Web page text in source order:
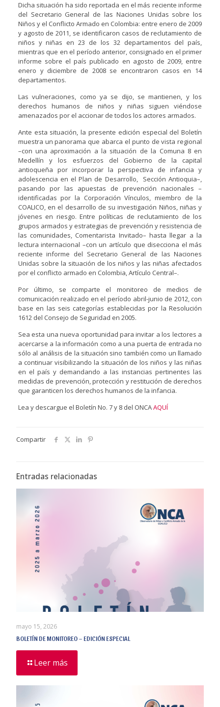
Dicha situación ha sido reportada en el más reciente informe
del Secretario General de las Naciones Unidas sobre los
Niños y el Conflicto Armado en Colombia: entre enero de 2009
y agosto de 2011, se identificaron casos de reclutamiento de
niños y niñas en 23 de los 32 departamentos del país,
mientras que en el período anterior, consignado en el primer
informe sobre el país publicado en agosto de 2009, entre
enero y diciembre de 2008 se encontraron casos en 14
departamentos.
Las vulneraciones, como ya se dijo, se mantienen, y los
derechos humanos de niños y niñas siguen viéndose
amenazados por el accionar de todos los actores armados.
Ante esta situación, la presente edición especial del Boletín
muestra un panorama que abarca el punto de vista regional
–con una aproximación a la situación de la Comuna 8 en
Medellín y los esfuerzos del Gobierno de la capital
antioqueña por incorporar la perspectiva de infancia y
adolescencia en el Plan de Desarrollo, Sección Antioquia–,
pasando por las apuestas de prevención nacionales –
identificadas por la Corporación Vínculos, miembro de la
COALICO, en el desarrollo de su investigación Niños, niñas y
jóvenes en riesgo. Entre políticas de reclutamiento de los
grupos armados y estrategias de prevención y resistencia de
las comunidades, Comentarista Invitado– hasta llegar a la
lectura internacional –con un artículo que disecciona el más
reciente informe del Secretario General de las Naciones
Unidas sobre la situación de los niños y las niñas afectados
por el conflicto armado en Colombia, Artículo Central–.
Por último, se comparte el monitoreo de medios de
comunicación realizado en el período abril-junio de 2012, con
base en las seis categorías establecidas por la Resolución
1612 del Consejo de Seguridad en 2005.
Sea esta una nueva oportunidad para invitar a los lectores a
acercarse a la información como a una puerta de entrada no
sólo al análisis de la situación sino también como un llamado
a continuar visibilizando la situación de los niños y las niñas
en el país y demandando a las instancias pertinentes las
medidas de prevención, protección y restitución de derechos
que garanticen los derechos humanos de la infancia.
Lea y descargue el Boletín No. 7 y 8 del ONCAAQUÍ
Compartir
Entradas relacionadas
mayo 15, 2026
BOLETÍN DE MONITOREO – EDICIÓN ESPECIAL
Leer más